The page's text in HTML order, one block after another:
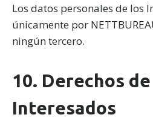
Los datos personales de los
únicamente por
ningún tercero.
10. Derechos
Interesados